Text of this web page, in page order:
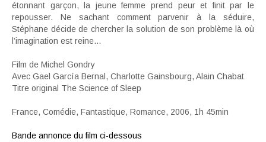
étonnant garçon, la jeune femme prend peur et finit par le
repousser. Ne sachant comment parvenir à la séduire,
Stéphane décide de chercher la solution de son problème là où
l’imagination est reine…
Film de Michel Gondry
Avec Gael García Bernal, Charlotte Gainsbourg, Alain Chabat
Titre original The Science of Sleep
France, Comédie, Fantastique, Romance, 2006, 1h 45min
Bande annonce du film ci-dessous